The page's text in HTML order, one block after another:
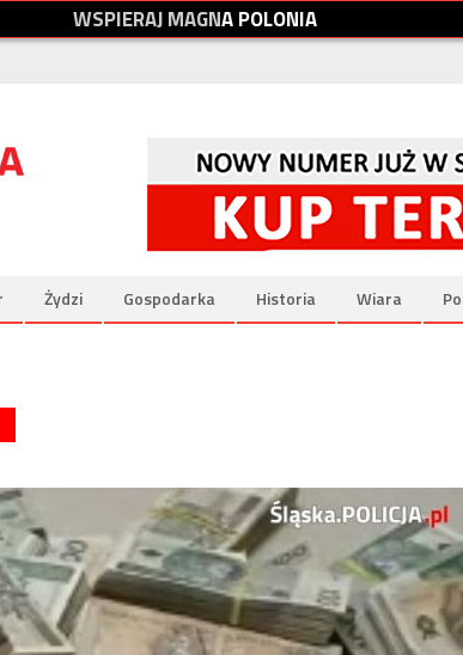
WSPIERAJMAGNAPOLONIA
Żydzi Gospodarka Historia Wiara